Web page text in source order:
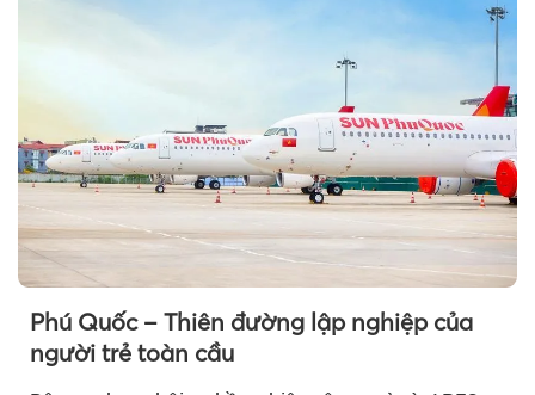
Theo
Phú Quốc – Thiên đường lập nghiệp của
người trẻ toàn cầu